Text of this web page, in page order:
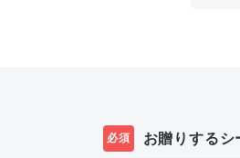
必須 お贈りするシ